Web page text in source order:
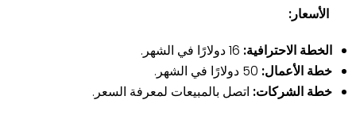
الأسعار:
الخطة الاحترافية:
خطة الأعمال:
خطة الشركات: اتصل بالمبيعات لمعرفة السعر.